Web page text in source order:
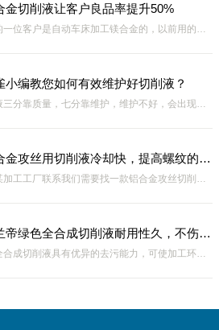
金切削液让客户良品率提升50%
小编教您如何有效维护好切削液？
开鲁县铝合金攻丝用切削液冷却快，提高螺纹的光洁度
开鲁县德兰帝绿色全合成切削液耐用性久，不伤手无刺鼻性气味